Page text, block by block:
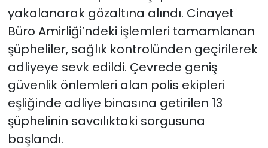
yakalanarak gözaltına alındı. Cinayet
Büro Amirliği’ndeki işlemleri tamamlanan
şüpheliler, sağlık kontrolünden geçirilerek
adliyeye sevk edildi. Çevrede geniş
güvenlik önlemleri alan polis ekipleri
eşliğinde adliye binasına getirilen 13
şüphelinin savcılıktaki sorgusuna
başlandı.